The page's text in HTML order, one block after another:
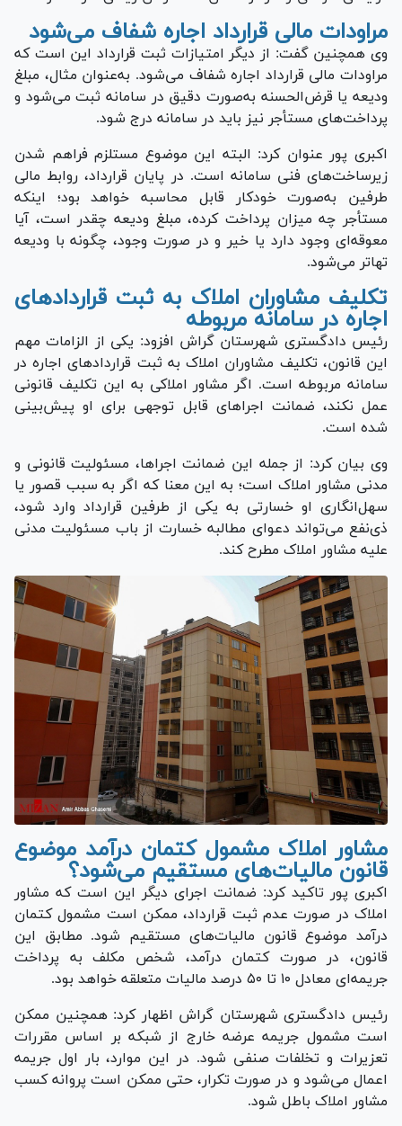
مراودات مالی قرارداد اجاره شفاف می‌شود
وی همچنین گفت: از دیگر امتیازات ثبت قرارداد این است که
مراودات مالی قرارداد اجاره شفاف می‌شود. به‌عنوان مثال، مبلغ
ودیعه یا قرض‌الحسنه به‌صورت دقیق در سامانه ثبت می‌شود و
پرداخت‌های مستأجر نیز باید در سامانه درج شود.
اکبری پور عنوان کرد: البته این موضوع مستلزم فراهم شدن
زیرساخت‌های فنی سامانه است. در پایان قرارداد، روابط مالی
طرفین به‌صورت خودکار قابل محاسبه خواهد بود؛ اینکه
مستأجر چه میزان پرداخت کرده، مبلغ ودیعه چقدر است، آیا
معوقه‌ای وجود دارد یا خیر و در صورت وجود، چگونه با ودیعه
تهاتر می‌شود.
تکلیف مشاوران املاک به ثبت قرارداد‌های
اجاره در سامانه مربوطه
رئیس دادگستری شهرستان گراش افزود: یکی از الزامات مهم
این قانون، تکلیف مشاوران املاک به ثبت قرارداد‌های اجاره در
سامانه مربوطه است. اگر مشاور املاکی به این تکلیف قانونی
عمل نکند، ضمانت اجرا‌های قابل توجهی برای او پیش‌بینی
شده است.
وی بیان کرد: از جمله این ضمانت اجراها، مسئولیت قانونی و
مدنی مشاور املاک است؛ به این معنا که اگر به سبب قصور یا
سهل‌انگاری او خسارتی به یکی از طرفین قرارداد وارد شود،
ذی‌نفع می‌تواند دعوای مطالبه خسارت از باب مسئولیت مدنی
علیه مشاور املاک مطرح کند.
مشاور املاک مشمول کتمان درآمد موضوع
قانون مالیات‌های مستقیم می‌شود؟
اکبری پور تاکید کرد: ضمانت اجرای دیگر این است که مشاور
املاک در صورت عدم ثبت قرارداد، ممکن است مشمول کتمان
درآمد موضوع قانون مالیات‌های مستقیم شود. مطابق این
قانون، در صورت کتمان درآمد، شخص مکلف به پرداخت
جریمه‌ای معادل ۱۰ تا ۵۰ درصد مالیات متعلقه خواهد بود.
رئیس دادگستری شهرستان گراش اظهار کرد: همچنین ممکن
است مشمول جریمه عرضه خارج از شبکه بر اساس مقررات
تعزیرات و تخلفات صنفی شود. در این موارد، بار اول جریمه
اعمال می‌شود و در صورت تکرار، حتی ممکن است پروانه کسب
مشاور املاک باطل شود.